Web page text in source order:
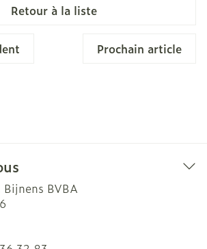
Retour à la liste
Prochain article
BVBA